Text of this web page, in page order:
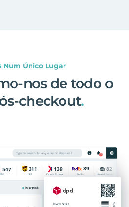
Num Único Lugar
nos de todo o
checkout.